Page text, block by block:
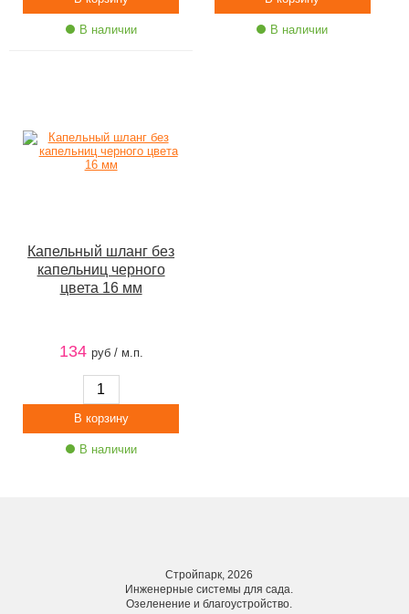
В наличии В наличии
Капельный шланг без
капельниц черного
цвета 16 мм
134 руб / м.п.
В наличии
Стройпарк, 2026
Инженерные системы для сада.
Озеленение и благоустройство.